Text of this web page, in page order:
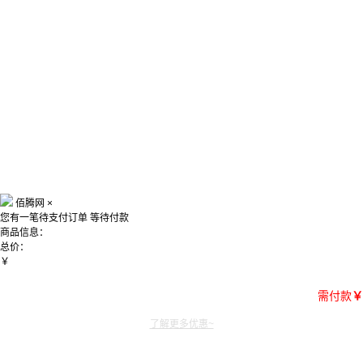
佰腾网 ×
您有一笔待支付订单 等待付款
商品信息：
总价：
￥
需付款￥
了解更多优惠~